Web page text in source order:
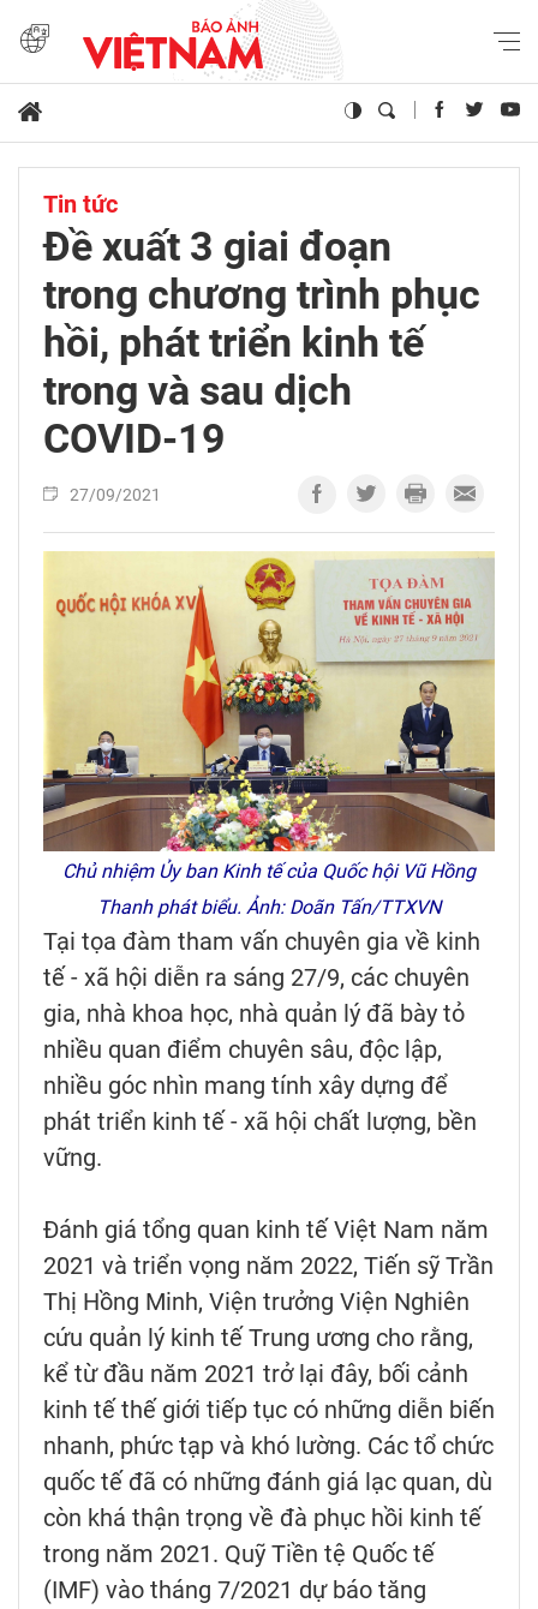
Tin tức
Đề xuất 3 giai đoạn
trong chương trình phục
hồi, phát triển kinh tế
trong và sau dịch
COVID-19
27/09/2021
Chủ nhiệm Ủy ban Kinh tế của Quốc hội Vũ Hồng
Thanh phát biểu. Ảnh: Doãn Tấn/TTXVN
Tại tọa đàm tham vấn chuyên gia về kinh
tế - xã hội diễn ra sáng 27/9, các chuyên
gia, nhà khoa học, nhà quản lý đã bày tỏ
nhiều quan điểm chuyên sâu, độc lập,
nhiều góc nhìn mang tính xây dựng để
phát triển kinh tế - xã hội chất lượng, bền
vững.
Đánh giá tổng quan kinh tế Việt Nam năm
2021 và triển vọng năm 2022, Tiến sỹ Trần
Thị Hồng Minh, Viện trưởng Viện Nghiên
cứu quản lý kinh tế Trung ương cho rằng,
kể từ đầu năm 2021 trở lại đây, bối cảnh
kinh tế thế giới tiếp tục có những diễn biến
nhanh, phức tạp và khó lường. Các tổ chức
quốc tế đã có những đánh giá lạc quan, dù
còn khá thận trọng về đà phục hồi kinh tế
trong năm 2021. Quỹ Tiền tệ Quốc tế
(IMF) vào tháng 7/2021 dự báo tăng